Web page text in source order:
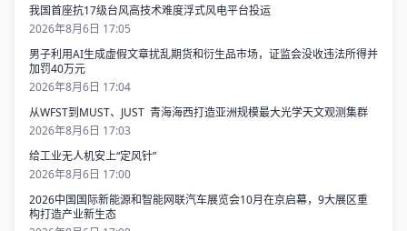
我国首座抗17级台风高技术难度浮式风电平台投运
2026年8月6日 17:05
男子利用AI生成虚假文章扰乱期货和衍生品市场，证监会没收违法所得并
加罚40万元
2026年8月6日 17:04
从WFST到MUST、JUST 青海海西打造亚洲规模最大光学天文观测集群
2026年8月6日 17:03
给工业无人机安上“定风针”
2026年8月6日 17:00
2026中国国际新能源和智能网联汽车展览会10月在京启幕，9大展区重
构打造产业新生态